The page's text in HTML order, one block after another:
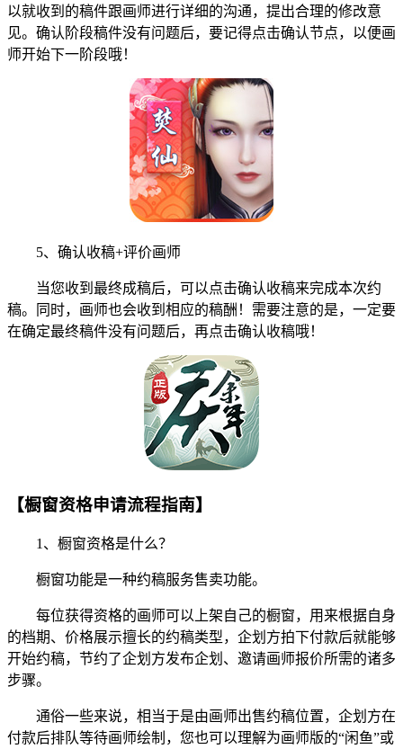
以就收到的稿件跟画师进行详细的沟通，提出合理的修改意
见。确认阶段稿件没有问题后，要记得点击确认节点，以便画
师开始下一阶段哦！
5、确认收稿+评价画师
当您收到最终成稿后，可以点击确认收稿来完成本次约
稿。同时，画师也会收到相应的稿酬！需要注意的是，一定要
在确定最终稿件没有问题后，再点击确认收稿哦！
【橱窗资格申请流程指南】
1、橱窗资格是什么？
橱窗功能是一种约稿服务售卖功能。
每位获得资格的画师可以上架自己的橱窗，用来根据自身
的档期、价格展示擅长的约稿类型，企划方拍下付款后就能够
开始约稿，节约了企划方发布企划、邀请画师报价所需的诸多
步骤。
通俗一些来说，相当于是由画师出售约稿位置，企划方在
付款后排队等待画师绘制，您也可以理解为画师版的“闲鱼”或